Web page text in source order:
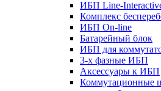
ИБП Line-
Комплекс
ИБП On-line
Батарейный блок
ИБП для
3-х фазные ИБП
Аксессуары к ИБП
Коммутационные